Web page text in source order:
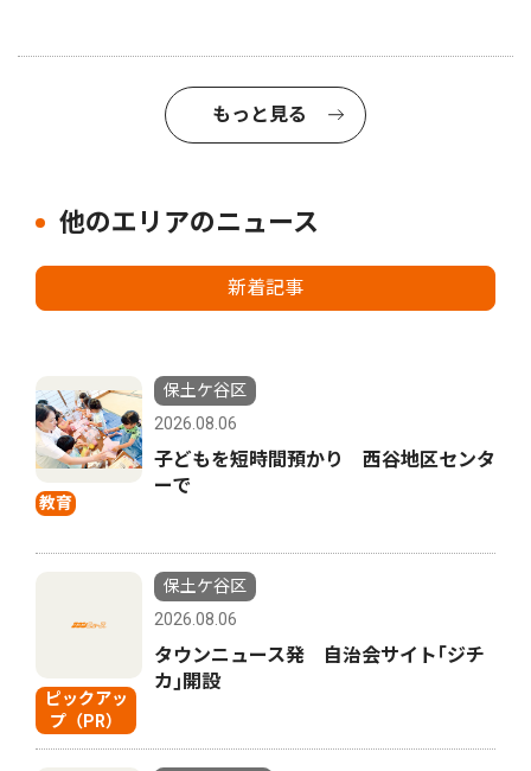
もっと見る
他のエリアのニュース
新着記事
教育
保土ケ谷区
2026.08.06
子どもを短時間預かり 西谷地区センタ
ーで
ピックアッ
プ（PR）
保土ケ谷区
2026.08.06
タウンニュース発 自治会サイト｢ジチ
カ｣開設